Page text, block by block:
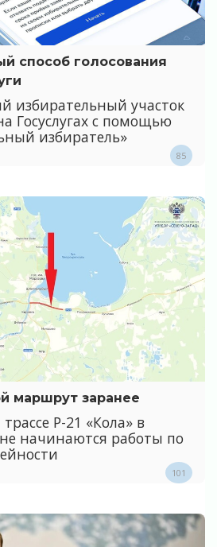
способ голосования
избирательный участок
Госуслугах с помощью
избиратель»
85
маршрут заранее
Р-21 «Кола» в
начинаются работы по
101